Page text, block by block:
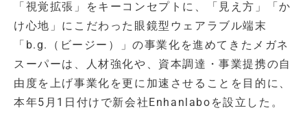
「視覚拡張」をキーコンセプトに、「見え方」「か
け心地」にこだわった眼鏡型ウェアラブル端末
「b.g.（ビージー）」の事業化を進めてきたメガネ
スーパーは、人材強化や、資本調達・事業提携の自
由度を上げ事業化を更に加速させることを目的に、
本年5月1日付けで新会社Enhanlaboを設立した。